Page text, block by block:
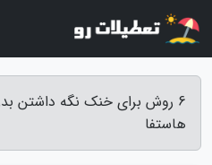
6 روش برای خنک نگه داشتن
هاستفا